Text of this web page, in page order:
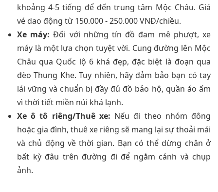
khoảng 4-5 tiếng để đến trung tâm Mộc Châu. Giá
vé dao động từ 150.000 - 250.000 VNĐ/chiều.
Xe máy: Đối với những tín đồ đam mê phượt, xe
máy là một lựa chọn tuyệt vời. Cung đường lên Mộc
Châu qua Quốc lộ 6 khá đẹp, đặc biệt là đoạn qua
đèo Thung Khe. Tuy nhiên, hãy đảm bảo bạn có tay
lái vững và chuẩn bị đầy đủ đồ bảo hộ, quần áo ấm
vì thời tiết miền núi khá lạnh.
Xe ô tô riêng/Thuê xe: Nếu đi theo nhóm đông
hoặc gia đình, thuê xe riêng sẽ mang lại sự thoải mái
và chủ động về thời gian. Bạn có thể dừng chân ở
bất kỳ đâu trên đường đi để ngắm cảnh và chụp
ảnh.